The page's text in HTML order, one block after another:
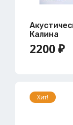
Калина
2200 ₽
Хит!